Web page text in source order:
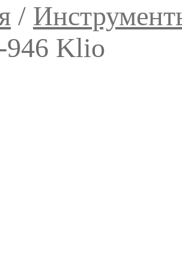
/
Klio